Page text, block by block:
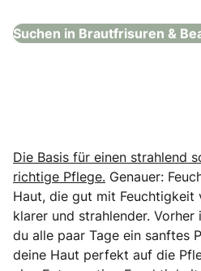
Suchen in Brautfrisuren &
Die Basis für einen strahlend
richtige Pflege. Genauer:
Haut, die gut mit
klarer und strahlender.
du alle paar Tage ein sanftes
deine Haut perfekt auf die